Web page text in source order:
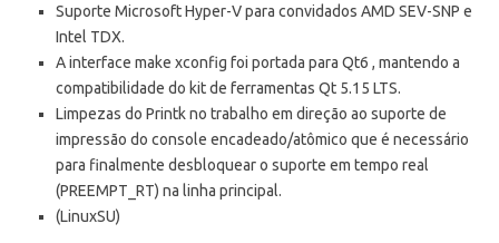
Suporte Microsoft Hyper-V para convidados AMD SEV-SNP e
Intel TDX.
A interface make xconfig foi portada para Qt6 , mantendo a
compatibilidade do kit de ferramentas Qt 5.15 LTS.
Limpezas do Printk no trabalho em direção ao suporte de
impressão do console encadeado/atômico que é necessário
para finalmente desbloquear o suporte em tempo real
(PREEMPT_RT) na linha principal.
(LinuxSU)